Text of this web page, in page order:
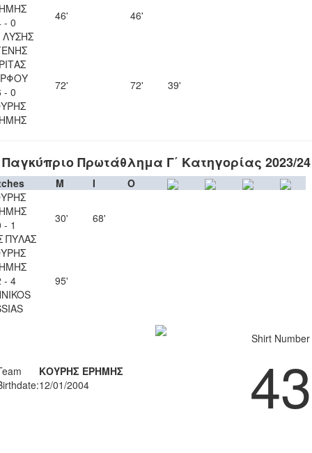
- 0
ΛΥΣΗΣ
46' 46'
- 0
72' 72' 39'
Παγκύπριο Πρωτάθλημα Γ΄ Κατηγορίας 2023/24
M I
O
- 1
ΠΥΛΑΣ
30' 68'
- 4
95'
ΚΟΥΡΗΣ ΕΡΗΜΗΣ
12/01/2004
Shirt Number
43